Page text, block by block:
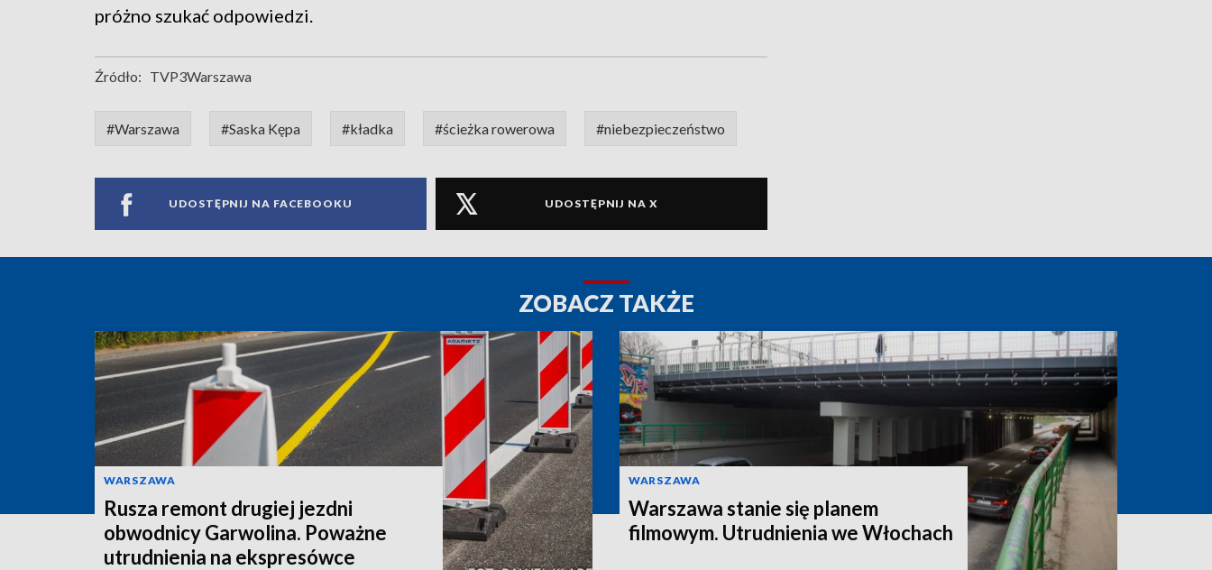
próżno szukać odpowiedzi.
Źródło: TVP3Warszawa
#Warszawa #Saska Kępa #kładka #ścieżka rowerowa #niebezpieczeństwo
UDOSTĘPNIJ NA FACEBOOKU UDOSTĘPNIJ NA X
ZOBACZ TAKŻE
WARSZAWA
Rusza remont drugiej jezdni
obwodnicy Garwolina. Poważne
utrudnienia na ekspresówce
WARSZAWA
Warszawa stanie się planem
filmowym. Utrudnienia we Włochach